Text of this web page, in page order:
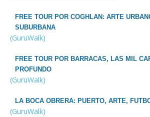
FREE TOUR POR COGHLAN: ARTE
SUBURBANA
(GuruWalk)
FREE TOUR POR BARRACAS, LAS MIL
PROFUNDO
(GuruWalk)
LA BOCA OBRERA: PUERTO, ARTE,
(GuruWalk)